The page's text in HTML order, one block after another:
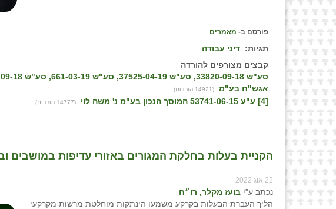
פורסם ב- מאמרים
תגיות: דיני עבודה
קבצים מצורפים להורדה
אגש"ח בע"מ
(14921 הורדות)
[4] ע"ע 53741-06-15 המוסך הנכון בע"מ נ' משה לוי (14777 הורדות)
הקניית בעלות בחלקת המגורים באזורי עדיפות במושבים
22 אוג 2022
נכתב ע"י בועז מקלר, רו״ח
הליך העברת הבעלות בקרקע משמעו הינתקות מוחלטת מרשות מקרקעי